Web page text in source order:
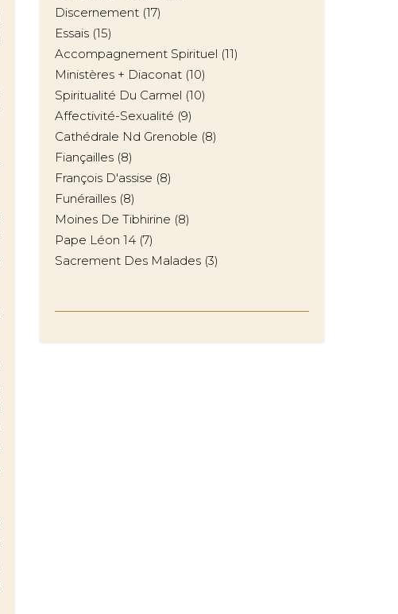
Discernement (17)
Essais (15)
Accompagnement Spirituel (11)
Ministères + Diaconat (10)
Spiritualité Du Carmel (10)
Affectivité-Sexualité (9)
Cathédrale Nd Grenoble (8)
Fiançailles (8)
François D'assise (8)
Funérailles (8)
Moines De Tibhirine (8)
Pape Léon 14 (7)
Sacrement Des Malades (3)